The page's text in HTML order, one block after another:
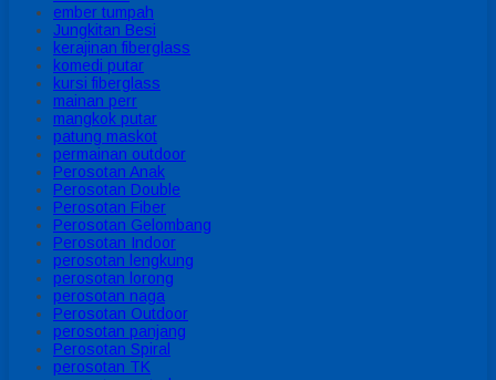
ember tumpah
Jungkitan Besi
kerajinan fiberglass
komedi putar
kursi fiberglass
mainan perr
mangkok putar
patung maskot
permainan outdoor
Perosotan Anak
Perosotan Double
Perosotan Fiber
Perosotan Gelombang
Perosotan Indoor
perosotan lengkung
perosotan lorong
perosotan naga
Perosotan Outdoor
perosotan panjang
Perosotan Spiral
perosotan TK